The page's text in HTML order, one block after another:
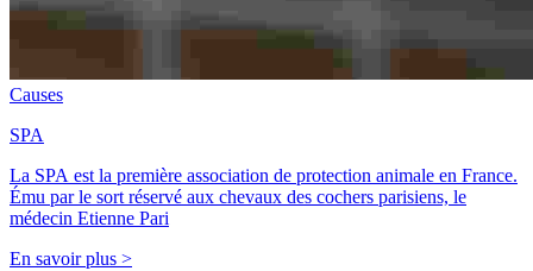
Causes
SPA
La SPA est la première association de protection animale en France.
Ému par le sort réservé aux chevaux des cochers parisiens, le
médecin Etienne Pari
En savoir plus >